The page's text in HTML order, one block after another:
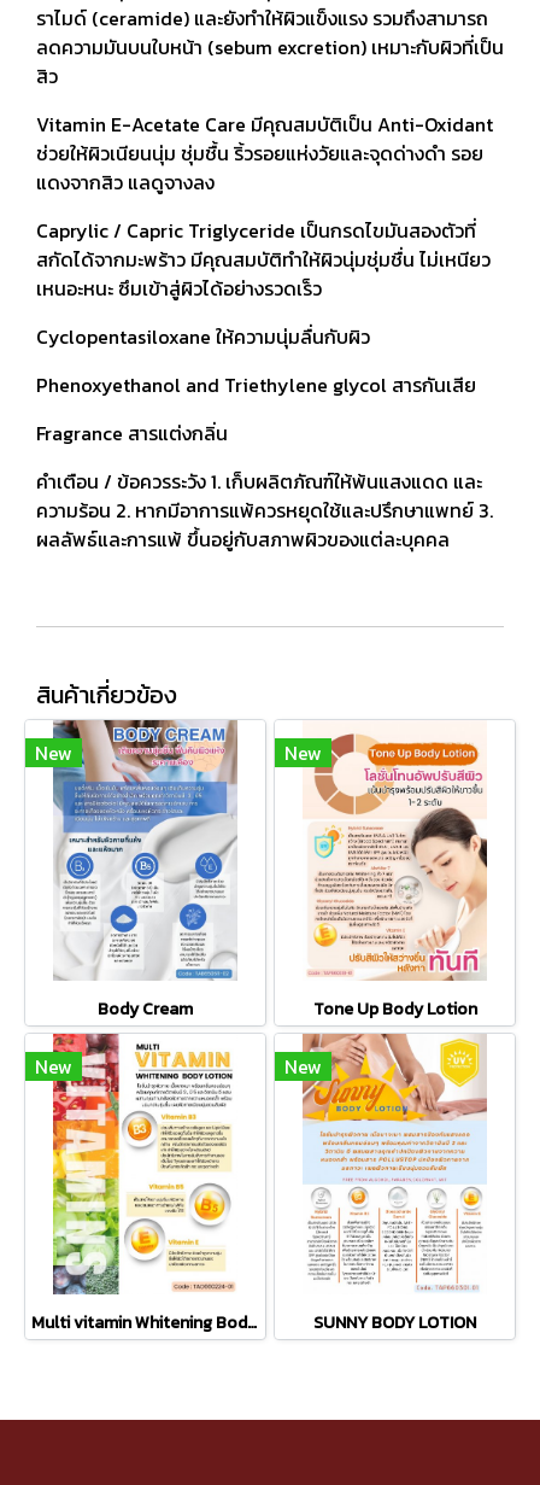
ราไมด์ (ceramide) และยังทำให้ผิวแข็งแรง รวมถึงสามารถ
ลดความมันบนใบหน้า (sebum excretion) เหมาะกับผิวที่เป็น
สิว
Vitamin E-Acetate Care มีคุณสมบัติเป็น Anti-Oxidant
ช่วยให้ผิวเนียนนุ่ม ชุ่มชื้น ริ้วรอยแห่งวัยและจุดด่างดำ รอย
แดงจากสิว แลดูจางลง
Caprylic / Capric Triglyceride เป็นกรดไขมันสองตัวที่
สกัดได้จากมะพร้าว มีคุณสมบัติทำให้ผิวนุ่มชุ่มชื่น ไม่เหนียว
เหนอะหนะ ซึมเข้าสู่ผิวได้อย่างรวดเร็ว
Cyclopentasiloxane ให้ความนุ่มลื่นกับผิว
Phenoxyethanol and Triethylene glycol สารกันเสีย
Fragrance สารแต่งกลิ่น
คำเตือน / ข้อควรระวัง 1. เก็บผลิตภัณฑ์ให้พ้นแสงแดด และ
ความร้อน 2. หากมีอาการแพ้ควรหยุดใช้และปรึกษาแพทย์ 3.
ผลลัพธ์และการแพ้ ขึ้นอยู่กับสภาพผิวของแต่ละบุคคล
สินค้าเกี่ยวข้อง
New
Body Cream
New
Tone Up Body Lotion
New
Multi vitamin Whitening Body Lotion
New
SUNNY BODY LOTION